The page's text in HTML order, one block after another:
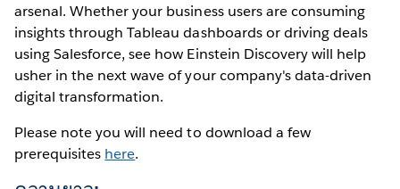
arsenal. Whether your business users are consuming
insights through Tableau dashboards or driving deals
using Salesforce, see how Einstein Discovery will help
usher in the next wave of your company's data-driven
digital transformation.
Please note you will need to download a few
prerequisites here.